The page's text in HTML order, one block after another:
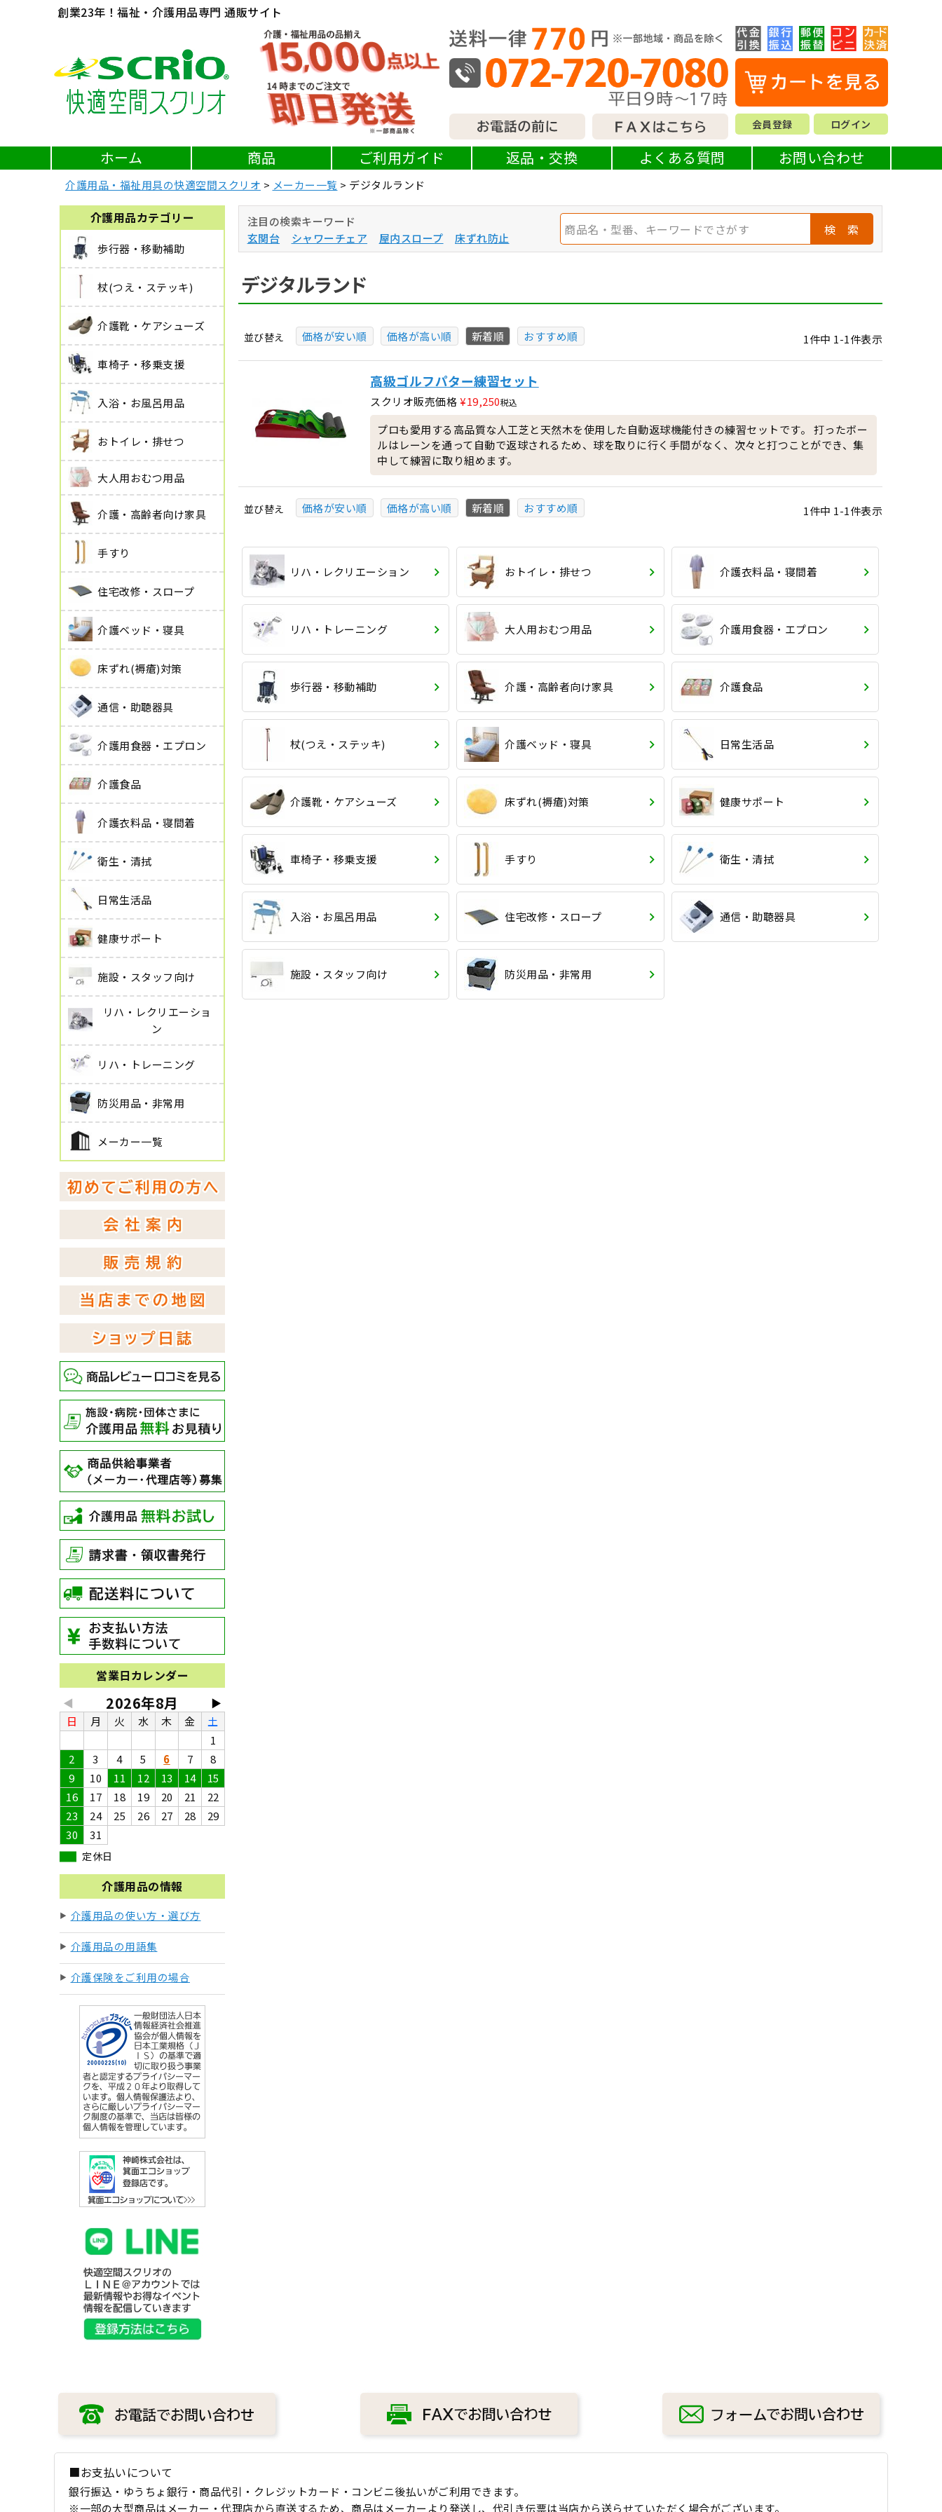
創業23年！福祉・介護用品専門 通販サイト
会員登録 ログイン
ホーム 商品 ご利用ガイド 返品・交換 よくある質問 お問い合わせ
介護用品・福祉用具の快適空間スクリオ メーカー一覧 デジタルランド
介護用品カテゴリー
歩行器・移動補助
杖(つえ・ステッキ)
介護靴・ケアシューズ
車椅子・移乗支援
入浴・お風呂用品
おトイレ・排せつ
大人用おむつ用品
介護・高齢者向け家具
手すり
住宅改修・スロープ
介護ベッド・寝具
床ずれ(褥瘡)対策
通信・助聴器具
介護用食器・エプロン
介護食品
介護衣料品・寝間着
衛生・清拭
日常生活品
健康サポート
施設・スタッフ向け
リハ・レクリエーショ
ン
リハ・トレーニング
防災用品・非常用
メーカー一覧
営業日カレンダー
◀ ▶
2026年8月
日 月 火 水 木 金
土
1
2
3 4 5 6 7
8
9
10 11 12 13 14
15
16
17 18 19 20 21
22
23
24 25 26 27 28
29
30
31
定休日
介護用品の情報
介護用品の使い方・選び方
介護用品の用語集
介護保険をご利用の場合
注目の検索キーワード
玄関台
シャワーチェア 屋内スロープ 床ずれ防止
検 索
デジタルランド
並び替え 価格が安い順 価格が高い順 新着順 おすすめ順 1件中 1-1件表示
高級ゴルフパター練習セット
スクリオ販売価格 ¥19,250税込
プロも愛用する高品質な人工芝と天然木を使用した自動返球機能付きの練習セットです。 打ったボー
ルはレーンを通って自動で返球されるため、球を取りに行く手間がなく、次々と打つことができ、集
中して練習に取り組めます。
並び替え 価格が安い順 価格が高い順 新着順 おすすめ順 1件中 1-1件表示
リハ・レクリエーション おトイレ・排せつ 介護衣料品・寝間着
リハ・トレーニング 大人用おむつ用品 介護用食器・エプロン
歩行器・移動補助 介護・高齢者向け家具 介護食品
杖(つえ・ステッキ) 介護ベッド・寝具 日常生活品
介護靴・ケアシューズ 床ずれ(褥瘡)対策 健康サポート
車椅子・移乗支援 手すり 衛生・清拭
入浴・お風呂用品 住宅改修・スロープ 通信・助聴器具
施設・スタッフ向け 防災用品・非常用
■お支払いについて
銀行振込・ゆうちょ銀行・商品代引・クレジットカード・コンビニ後払いがご利用できます。
※一部の大型商品はメーカー・代理店から直送するため、商品はメーカーより発送し、代引き伝票は当店から送らせていただく場合がございます。